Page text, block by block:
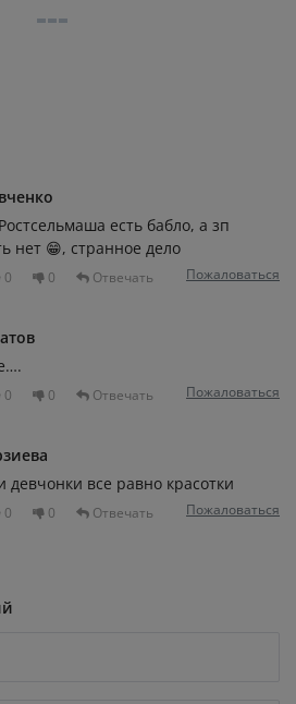
есть бабло, а зп
нет 😁, странное дело
0 0 Отвечать Пожаловаться
0 0 Отвечать Пожаловаться
все равно красотки
0 0 Отвечать Пожаловаться